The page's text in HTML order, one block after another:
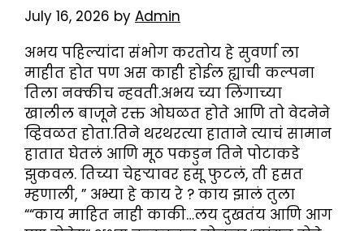
July 16, 2026 by Admin
अभय पहिल्यांदा संभोग करतोय हे सुवर्णा ला
माहीत होत पण अस काही होईल ह्याची कल्पना
तिला नक्कीच न्हवती.अभय च्या लिंगाच्या
खालील बाजूने रक्त ओघळत होते आणि तो वेदनेने
व्हिवळत होता.तिने थरथरत्या हाताने त्याचं सामान
हातात घेतलं आणि मूठ पकडुन तिने पोटाकडे
झुकवल. तिच्या चेहऱ्यावर हसू फुटलं, ती हसत
म्हणाली, ” अभ्या हे काय रे ? काय झालं तुला
““काय माहित नाही काकी…लय दुखतंय आणि आग